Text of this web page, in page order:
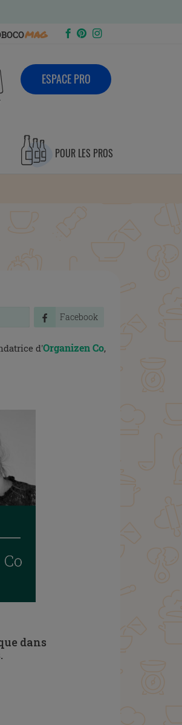
mag
ESPACE PRO
POUR LES PROS
Facebook
d'Organizen Co,
dans